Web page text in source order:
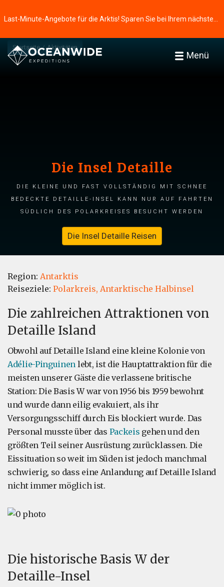
Menü
Startseite Aktivitäten
Die Insel Detaille
Die kleine und fast vollständig mit Schnee
bedeckte Detaille-Insel kann nur auf Fahrten
südlich des Polarkreises besucht werden
Die Insel Detaille Reisen
Region: Antarktis
Reiseziele: Polarkreis, Antarktische Halbinsel
Die zahlreichen Attraktionen von
Detaille Island
Obwohl auf Detaille Island eine kleine Kolonie von
Adélie-Pinguinen lebt, ist die Hauptattraktion für die
meisten unserer Gäste die verlassene britische
Station: Die Basis W war von 1956 bis 1959 bewohnt
und wurde dann eilig evakuiert, als ihr
Versorgungsschiff durch Eis blockiert wurde. Das
Personal musste über das Packeis gehen und den
größten Teil seiner Ausrüstung zurücklassen. Die
Eissituation so weit im Süden ist jedoch manchmal
schwierig, so dass eine Anlandung auf Detaille Island
nicht immer möglich ist.
Die historische Basis W der
Detaille-Insel